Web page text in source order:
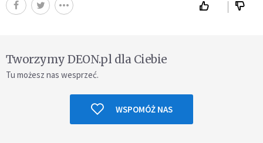
Tworzymy DEON.pl dla Ciebie
Tu możesz nas wesprzeć.
WSPOMÓŻ NAS